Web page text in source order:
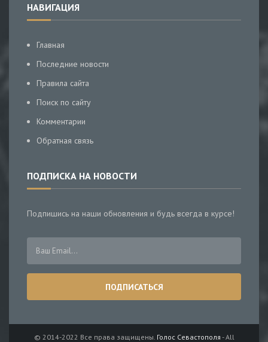
НАВИГАЦИЯ
Главная
Последние новости
Правила сайта
Поиск по сайту
Комментарии
Обратная связь
ПОДПИСКА НА НОВОСТИ
Подпишись на наши обновления и будь всегда в курсе!
© 2014-2022 Все права защищены. Голос Севастополя - All